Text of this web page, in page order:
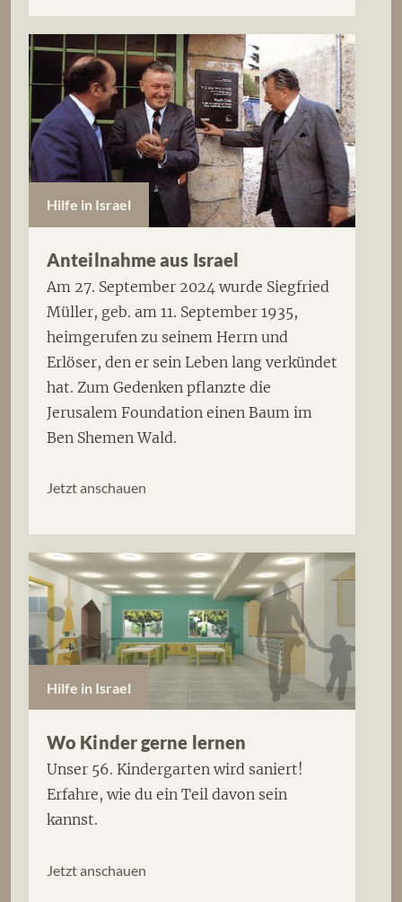
Hilfe in Israel
Anteilnahme aus Israel
Am 27. September 2024 wurde Siegfried
Müller, geb. am 11. September 1935,
heimgerufen zu seinem Herrn und
Erlöser, den er sein Leben lang verkündet
hat. Zum Gedenken pflanzte die
Jerusalem Foundation einen Baum im
Ben Shemen Wald.
Jetzt anschauen
Hilfe in Israel
Wo Kinder gerne lernen
Unser 56. Kindergarten wird saniert!
Erfahre, wie du ein Teil davon sein
kannst.
Jetzt anschauen